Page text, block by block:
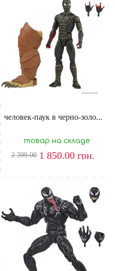
человек-паук в черно-золо...
товар на складе
2 399.00 1 850.00 грн.